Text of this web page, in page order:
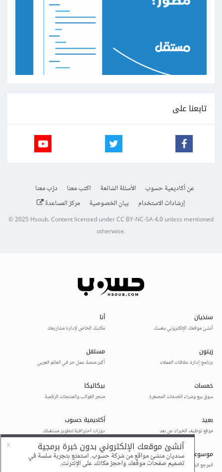
تابعنا على
عن أكاديمية حسوب الأسئلة الشائعة اكتب معنا
درّب معنا
إرشادات الاستخدام
بيان الخصوصية مركز المساعدة
© 2025Hsoub.Content licensed underCC BY-NC-SA 4.0unless mentioned
otherwise.